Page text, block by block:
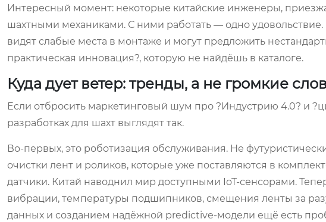
Интересный момент: некоторые китайские инженеры,
шахтными механиками. С ними работать — одно
видят слабые места в монтаже и могут предложить
практическая инновация?, которую не найдёшь в каталоге.
Куда дует ветер: тренды, а не громкие
Если отбросить маркетинговый шум про ?Индустрию 4.0? и
разработках для шахт выглядят так.
Во-первых, это роботизация обслуживания. Не
очистки лент и роликов, которые уже поставляются в
датчики. Китай наводнил мир доступными IoT-сенсорами.
вибрации, температуры подшипников, смещения ленты за
данных и созданием надёжной predictive-модели ещё есть